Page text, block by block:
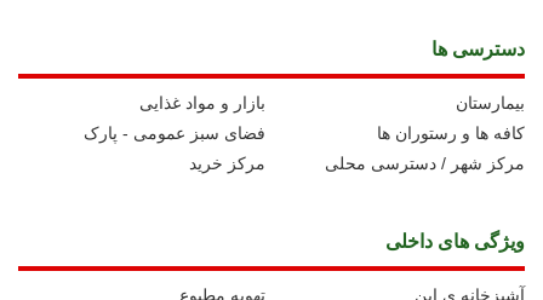
دسترسی ها
بازار و مواد غذایی
بیمارستان
فضای سبز عمومی - پارک
کافه ها و رستوران ها
مرکز خرید
مرکز شهر / دسترسی محلی
ویژگی های داخلی
تهویه مطبوع
آشپزخانه ی اپن